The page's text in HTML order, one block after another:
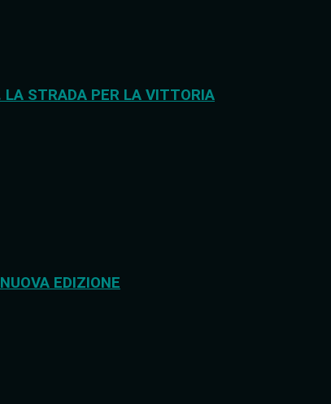
LA STRADA PER LA VITTORIA
EDIZIONE